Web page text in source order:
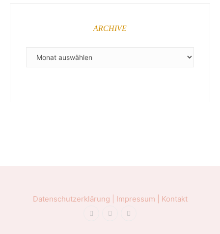
ARCHIVE
ARCHIVE
Datenschutzerklärung | Impressum | Kontakt